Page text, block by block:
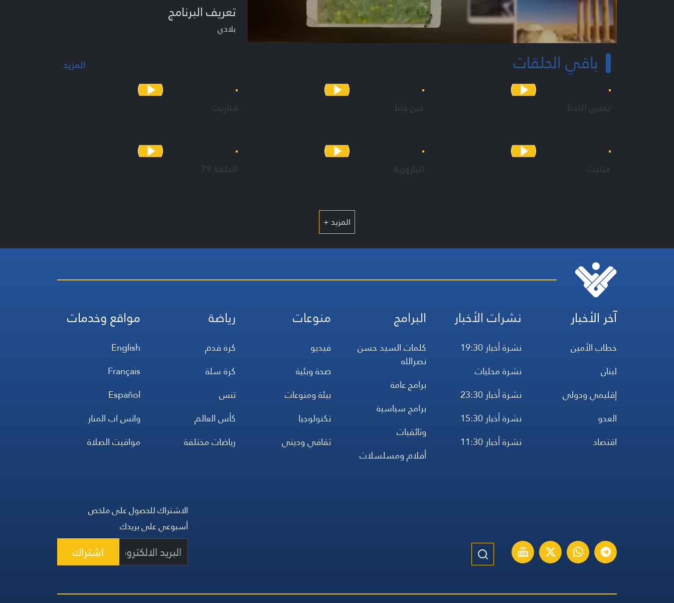
تعريف البرنامج
بلادي
باقي الحلقات المزيد
تمنين التحتا عين قانا قناريت
عيتيت البازورية الحلقة 79
المزيد +
آخر الأخبار
خطاب الأمين
لبنان
إقليمي ودولي
العدو
اقتصاد
نشرات الأخبار
نشرة أخبار 19:30
نشرة محليات
نشرة أخبار 23:30
نشرة أخبار 15:30
نشرة أخبار 11:30
البرامج
كلمات السيد حسن
نصرالله
برامج عامة
برامج سياسية
وثائقيات
أفلام ومسلسلات
منوعات
فيديو
صحة وبئية
بيئة ومنوعات
تكنولوجيا
ثقافي وديني
رياضة
كرة قدم
كرة سلة
تنس
كأس العالم
رياضات مختلفة
مواقع وخدمات
English
Français
Español
واتس اب المنار
مواقيت الصلاة
الاشتراك للحصول على ملخص
أسبوعي على بريدك
اشتراك